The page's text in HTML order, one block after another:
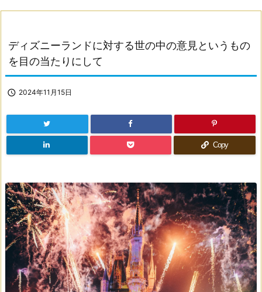
ディズニーランドに対する世の中の意見というもの
を目の当たりにして
 2024年11月15日
Copy